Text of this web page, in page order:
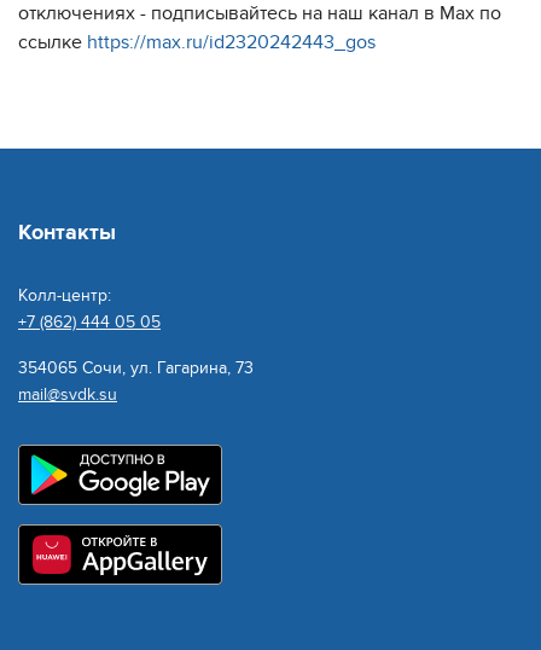
отключениях - подписывайтесь на наш канал в Max по
ссылке https://max.ru/id2320242443_gos
Контакты
Колл-центр:
+7 (862) 444 05 05
354065 Сочи, ул. Гагарина, 73
mail@svdk.su